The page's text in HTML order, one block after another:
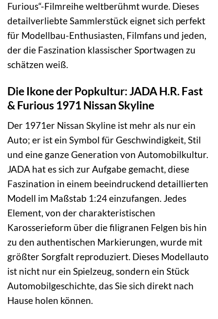
Furious“-Filmreihe weltberühmt wurde. Dieses
detailverliebte Sammlerstück eignet sich perfekt
für Modellbau-Enthusiasten, Filmfans und jeden,
der die Faszination klassischer Sportwagen zu
schätzen weiß.
Die Ikone der Popkultur: JADA H.R. Fast
& Furious 1971 Nissan Skyline
Der 1971er Nissan Skyline ist mehr als nur ein
Auto; er ist ein Symbol für Geschwindigkeit, Stil
und eine ganze Generation von Automobilkultur.
JADA hat es sich zur Aufgabe gemacht, diese
Faszination in einem beeindruckend detaillierten
Modell im Maßstab 1:24 einzufangen. Jedes
Element, von der charakteristischen
Karosserieform über die filigranen Felgen bis hin
zu den authentischen Markierungen, wurde mit
größter Sorgfalt reproduziert. Dieses Modellauto
ist nicht nur ein Spielzeug, sondern ein Stück
Automobilgeschichte, das Sie sich direkt nach
Hause holen können.